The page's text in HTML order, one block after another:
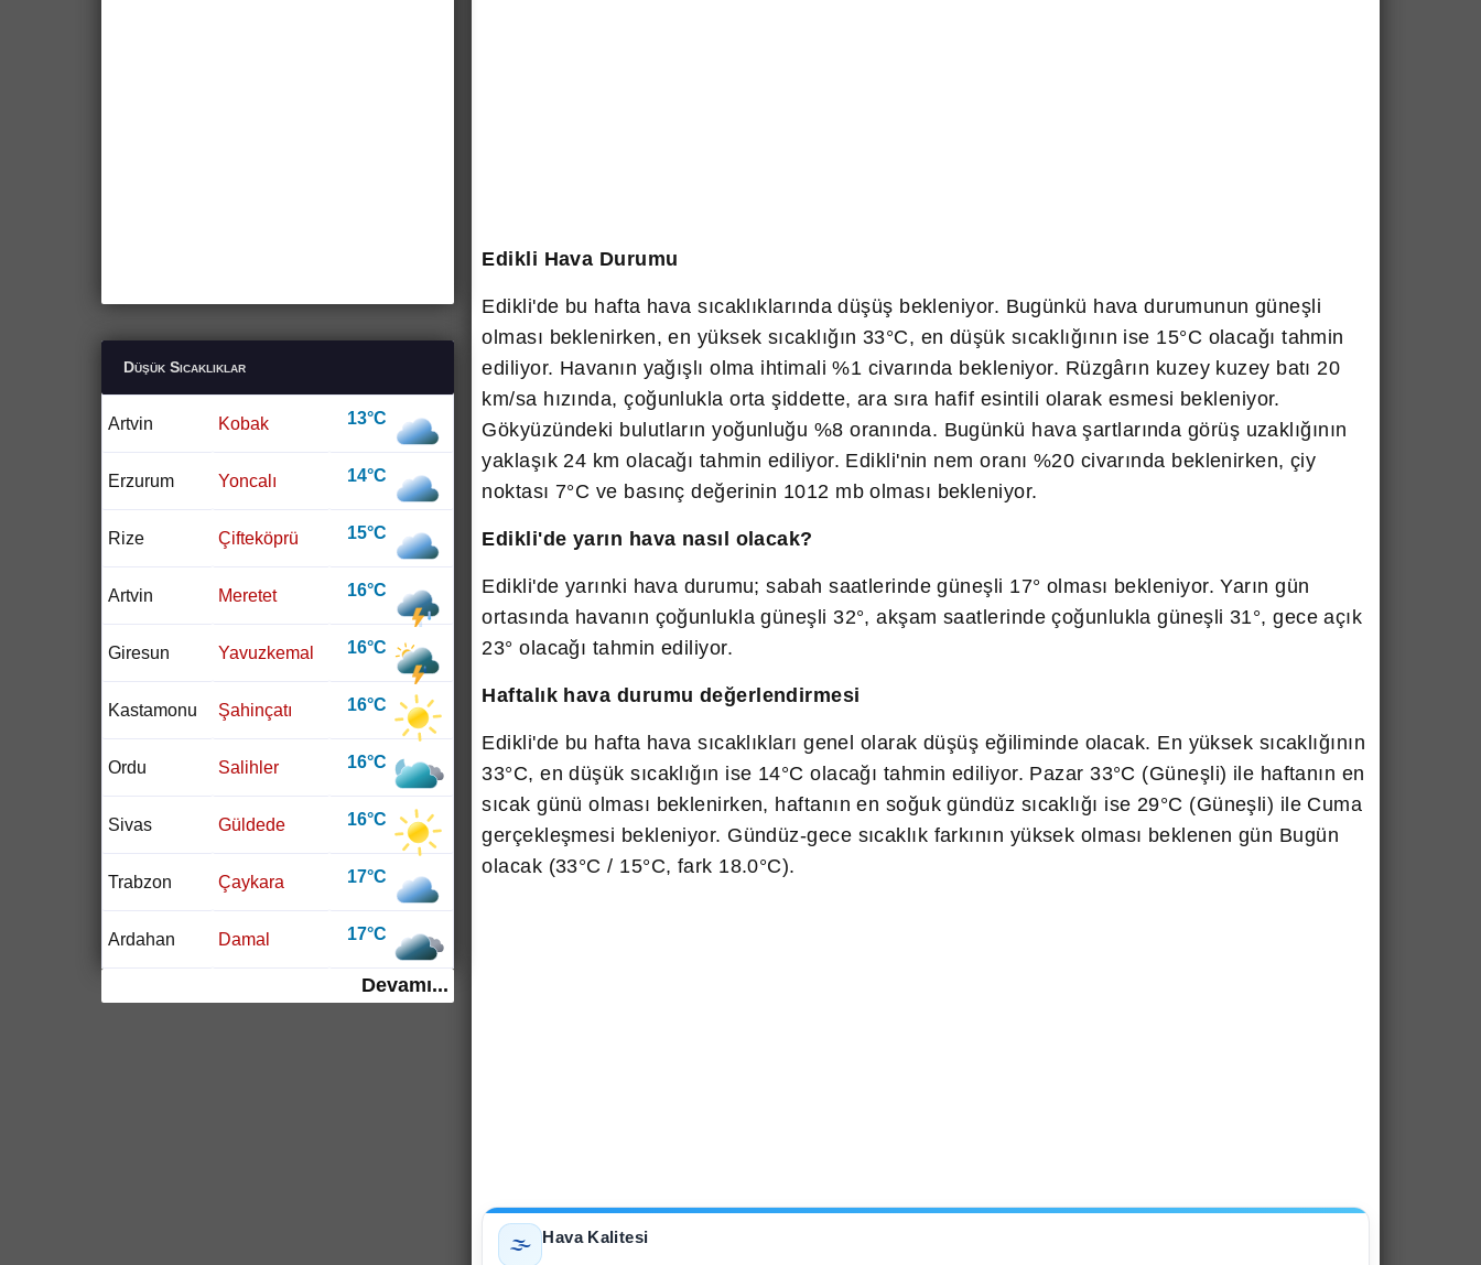
Edikli Hava Durumu
Edikli'de bu hafta hava sıcaklıklarında düşüş bekleniyor. Bugünkü hava durumunun güneşli
olması beklenirken, en yüksek sıcaklığın 33°C, en düşük sıcaklığının ise 15°C olacağı tahmin
ediliyor. Havanın yağışlı olma ihtimali %1 civarında bekleniyor. Rüzgârın kuzey kuzey batı 20
km/sa hızında, çoğunlukla orta şiddette, ara sıra hafif esintili olarak esmesi bekleniyor.
Gökyüzündeki bulutların yoğunluğu %8 oranında. Bugünkü hava şartlarında görüş uzaklığının
yaklaşık 24 km olacağı tahmin ediliyor. Edikli'nin nem oranı %20 civarında beklenirken, çiy
noktası 7°C ve basınç değerinin 1012 mb olması bekleniyor.
Edikli'de yarın hava nasıl olacak?
Edikli'de yarınki hava durumu; sabah saatlerinde güneşli 17° olması bekleniyor. Yarın gün
ortasında havanın çoğunlukla güneşli 32°, akşam saatlerinde çoğunlukla güneşli 31°, gece açık
23° olacağı tahmin ediliyor.
Haftalık hava durumu değerlendirmesi
Edikli'de bu hafta hava sıcaklıkları genel olarak düşüş eğiliminde olacak. En yüksek sıcaklığının
33°C, en düşük sıcaklığın ise 14°C olacağı tahmin ediliyor. Pazar 33°C (Güneşli) ile haftanın en
sıcak günü olması beklenirken, haftanın en soğuk gündüz sıcaklığı ise 29°C (Güneşli) ile Cuma
gerçekleşmesi bekleniyor. Gündüz-gece sıcaklık farkının yüksek olması beklenen gün Bugün
olacak (33°C / 15°C, fark 18.0°C).
🌫️ Hava Kalitesi
Düşük Sıcaklıklar
Artvin Kobak 13°C
Erzurum Yoncalı 14°C
Rize Çifteköprü 15°C
Artvin Meretet 16°C
Giresun Yavuzkemal 16°C
Kastamonu Şahinçatı 16°C
Ordu Salihler 16°C
Sivas Güldede 16°C
Trabzon Çaykara 17°C
Ardahan Damal 17°C
Devamı...